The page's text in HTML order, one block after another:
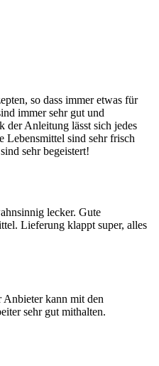
so dass immer etwas für
immer sehr gut und
der Anleitung lässt sich jedes
Lebensmittel sind sehr frisch
sehr begeistert!
lecker. Gute
Lieferung klappt super, alles
kann mit den
sehr gut mithalten.